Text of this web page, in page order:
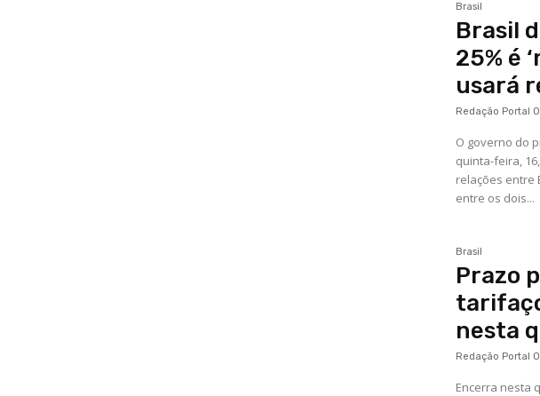
Brasil
Brasil
25% é
usará
Redação Portal
O governo do
quinta-feira,
relações entre
entre os dois...
Brasil
Prazo
nesta
Redação Portal
Encerra nesta